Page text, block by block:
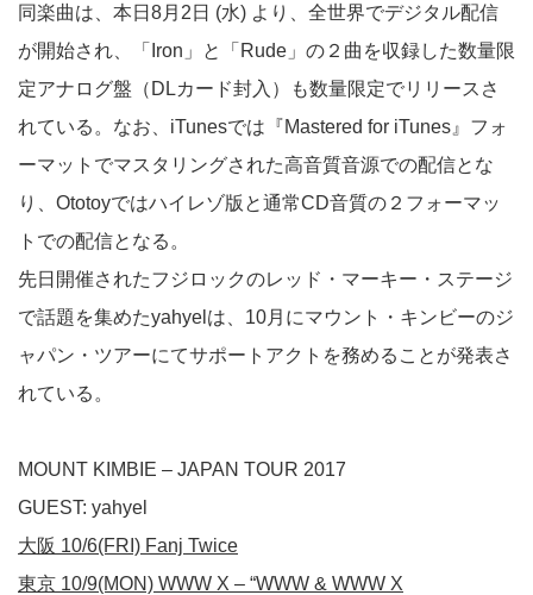
同楽曲は、本日8月2日 (水) より、全世界でデジタル配信
が開始され、「Iron」と「Rude」の２曲を収録した数量限
定アナログ盤（DLカード封入）も数量限定でリリースさ
れている。なお、iTunesでは『Mastered for iTunes』フォ
ーマットでマスタリングされた高音質音源での配信とな
り、Ototoyではハイレゾ版と通常CD音質の２フォーマッ
トでの配信となる。
先日開催されたフジロックのレッド・マーキー・ステージ
で話題を集めたyahyelは、10月にマウント・キンビーのジ
ャパン・ツアーにてサポートアクトを務めることが発表さ
れている。
MOUNT KIMBIE – JAPAN TOUR 2017
GUEST: yahyel
大阪 10/6(FRI) Fanj Twice
東京 10/9(MON) WWW X – “WWW & WWW X